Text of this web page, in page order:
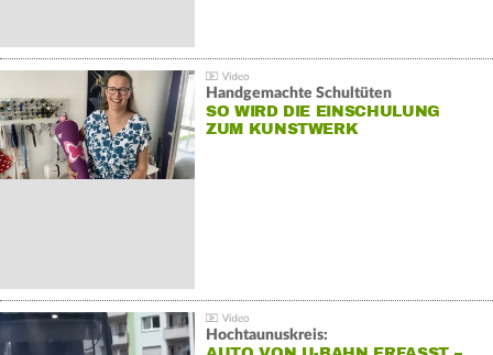
Handgemachte Schultüten
SO WIRD DIE EINSCHULUNG
ZUM KUNSTWERK
Hochtaunuskreis: